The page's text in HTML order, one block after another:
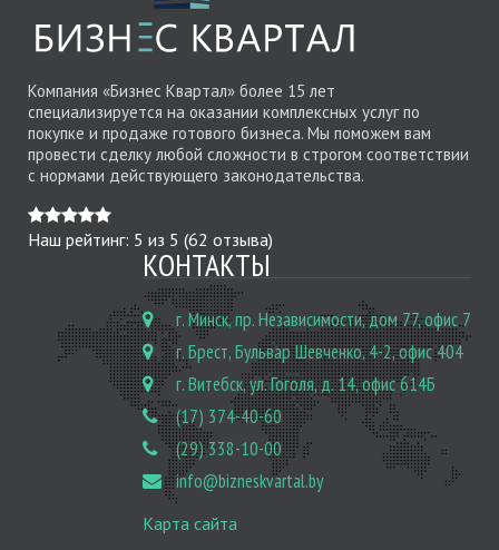
Компания «Бизнес Квартал» более 15 лет
специализируется на оказании комплексных услуг по
покупке и продаже готового бизнеса. Мы поможем вам
провести сделку любой сложности в строгом соответствии
с нормами действующего законодательства.
Наш рейтинг: 5 из 5 (62 отзыва)
КОНТАКТЫ
г. Минск, пр. Независимости, дом 77, офис 7
г. Брест, Бульвар Шевченко, 4-2, офис 404
г. Витебск, ул. Гоголя, д. 14, офис 614Б
(17) 374-40-60
(29) 338-10-00
info@bizneskvartal.by
Карта сайта